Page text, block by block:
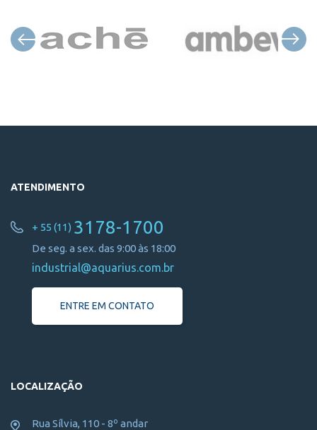
ATENDIMENTO
+ 55 (11) 3178-1700
De seg. a sex. das 9:00 às 18:00
industrial@aquarius.com.br
ENTRE EM CONTATO
LOCALIZAÇÃO
Rua Sílvia, 110 - 8º andar